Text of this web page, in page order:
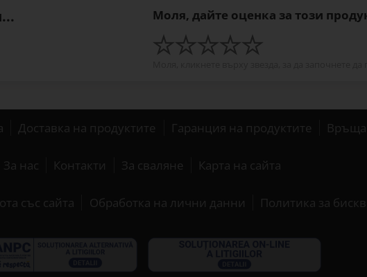
Моля, дайте оценка за този
Доставка на продуктите Гаранция на продуктите
За нас Контакти За сваляне Карта на сайта
със сайта Обработка на лични данни Политика за